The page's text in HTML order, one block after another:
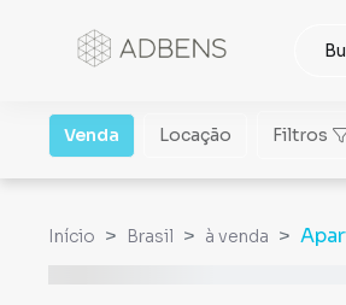
Venda Locação Filtros
Início Brasil à venda